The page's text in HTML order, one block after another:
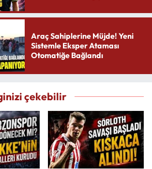
Araç Sahiplerine Müjde! Yeni
Sistemle Eksper Ataması
Otomatiğe Bağlandı
çekebilir